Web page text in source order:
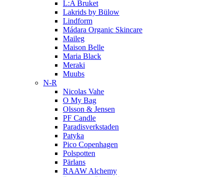
L:A Bruket
Lakrids by Bülow
Lindform
Mádara Organic Skincare
Maileg
Maison Belle
Maria Black
Meraki
Muubs
N-R
Nicolas Vahe
O My Bag
Olsson & Jensen
PF Candle
Paradisverkstaden
Patyka
Pico Copenhagen
Polspotten
Pärlans
RAAW Alchemy